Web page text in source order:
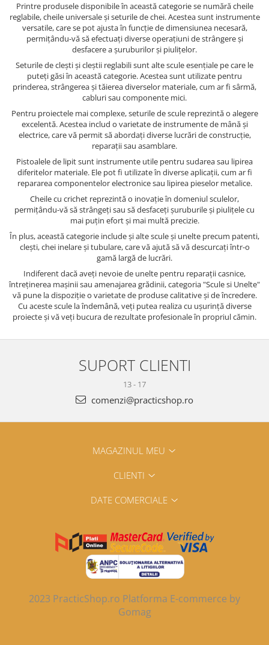
Printre produsele disponibile în această categorie se numără cheile
reglabile, cheile universale și seturile de chei. Acestea sunt instrumente
versatile, care se pot ajusta în funcție de dimensiunea necesară,
permițându-vă să efectuați diverse operațiuni de strângere și
desfacere a șuruburilor și piulițelor.
Seturile de clești și cleștii reglabili sunt alte scule esențiale pe care le
puteți găsi în această categorie. Acestea sunt utilizate pentru
prinderea, strângerea și tăierea diverselor materiale, cum ar fi sârmă,
cabluri sau componente mici.
Pentru proiectele mai complexe, seturile de scule reprezintă o alegere
excelentă. Acestea includ o varietate de instrumente de mână și
electrice, care vă permit să abordați diverse lucrări de construcție,
reparații sau asamblare.
Pistoalele de lipit sunt instrumente utile pentru sudarea sau lipirea
diferitelor materiale. Ele pot fi utilizate în diverse aplicații, cum ar fi
repararea componentelor electronice sau lipirea pieselor metalice.
Cheile cu crichet reprezintă o inovație în domeniul sculelor,
permițându-vă să strângeți sau să desfaceți șuruburile și piulițele cu
mai puțin efort și mai multă precizie.
În plus, această categorie include și alte scule și unelte precum patenti,
clești, chei inelare și tubulare, care vă ajută să vă descurcați într-o
gamă largă de lucrări.
Indiferent dacă aveți nevoie de unelte pentru reparații casnice,
întreținerea mașinii sau amenajarea grădinii, categoria "Scule si Unelte"
vă pune la dispoziție o varietate de produse calitative și de încredere.
Cu aceste scule la îndemână, veți putea realiza cu ușurință diverse
proiecte și vă veți bucura de rezultate profesionale în propriul cămin.
SUPORT CLIENTI
13 - 17
comenzi@practicshop.ro
MAGAZINUL MEU
CLIENTI
DATE COMERCIALE
2023 PracticShop.ro Platforma E-commerce by
Gomag